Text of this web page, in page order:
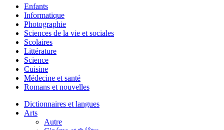
Enfants
Informatique
Photographie
Sciences de la vie et sociales
Scolaires
Littérature
Science
Cuisine
Médecine et santé
Romans et nouvelles
Dictionnaires et langues
Arts
Autre